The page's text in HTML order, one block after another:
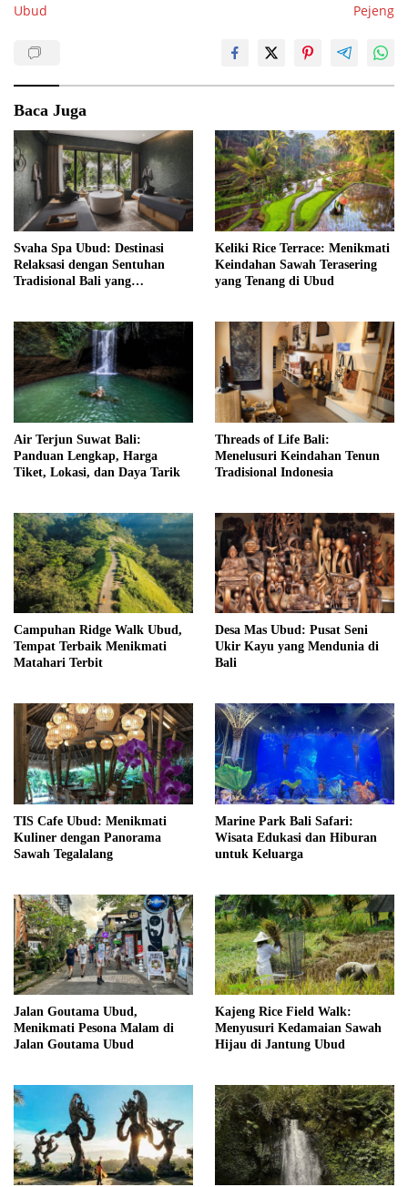
Ubud
Pejeng
Baca Juga
Svaha Spa Ubud: Destinasi
Relaksasi dengan Sentuhan
Tradisional Bali yang
Keliki Rice Terrace: Menikmati
Keindahan Sawah Terasering
yang Tenang di Ubud
Air Terjun Suwat Bali:
Panduan Lengkap, Harga
Tiket, Lokasi, dan Daya Tarik
Threads of Life Bali:
Menelusuri Keindahan Tenun
Tradisional Indonesia
Campuhan Ridge Walk Ubud,
Tempat Terbaik Menikmati
Matahari Terbit
Desa Mas Ubud: Pusat Seni
Ukir Kayu yang Mendunia di
Bali
TIS Cafe Ubud: Menikmati
Kuliner dengan Panorama
Sawah Tegalalang
Marine Park Bali Safari:
Wisata Edukasi dan Hiburan
untuk Keluarga
Jalan Goutama Ubud,
Menikmati Pesona Malam di
Jalan Goutama Ubud
Kajeng Rice Field Walk:
Menyusuri Kedamaian Sawah
Hijau di Jantung Ubud